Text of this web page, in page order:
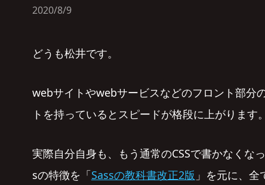
2020/8/9
どうも松井です。
webサイトやwebサービスなどのフロント部分
トを持っているとスピードが格段に上がります。
実際自分自身も、もう通常のCSSで書かなくな
sの特徴を「Sassの教科書改正2版 」を元に、